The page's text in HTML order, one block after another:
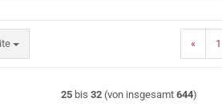
« 1
25 bis32 (von insgesamt644)